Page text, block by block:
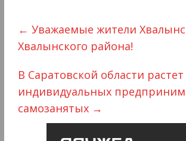
← Уважаемые жители
Хвалынского района!
В Саратовской области
индивидуальных
самозанятых →